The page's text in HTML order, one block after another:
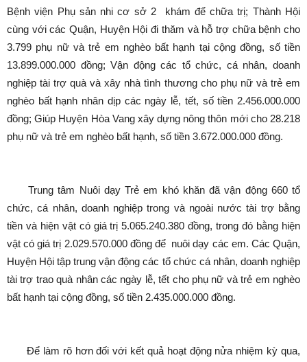
Bệnh viện Phụ sản nhi cơ sở 2 khám để chữa trị; Thành Hội
cùng với các Quận, Huyện Hội đi thăm và hỗ trợ chữa bệnh cho
3.799 phụ nữ và trẻ em nghèo bất hạnh tại cộng đồng, số tiền
13.899.000.000 đồng; Vận động các tổ chức, cá nhân, doanh
nghiệp tài trợ quà và xây nhà tình thương cho phụ nữ và trẻ em
nghèo bất hạnh nhân dịp các ngày lễ, tết, số tiền 2.456.000.000
đồng; Giúp Huyện Hòa Vang xây dựng nông thôn mới cho 28.218
phụ nữ và trẻ em nghèo bất hạnh, số tiền 3.672.000.000 đồng.
Trung tâm Nuôi dạy Trẻ em khó khăn đã vận động 660 tổ
chức, cá nhân, doanh nghiệp trong và ngoài nước tài trợ bằng
tiền và hiện vật có giá trị 5.065.240.380 đồng, trong đó bằng hiện
vật có giá trị 2.029.570.000 đồng để nuôi dạy các em. Các Quận,
Huyện Hội tập trung vận động các tổ chức cá nhân, doanh nghiệp
tài trợ trao quà nhân các ngày lễ, tết cho phụ nữ và trẻ em nghèo
bất hạnh tại cộng đồng, số tiền 2.435.000.000 đồng.
Để làm rõ hơn đối với kết quả hoạt động nửa nhiệm kỳ qua,